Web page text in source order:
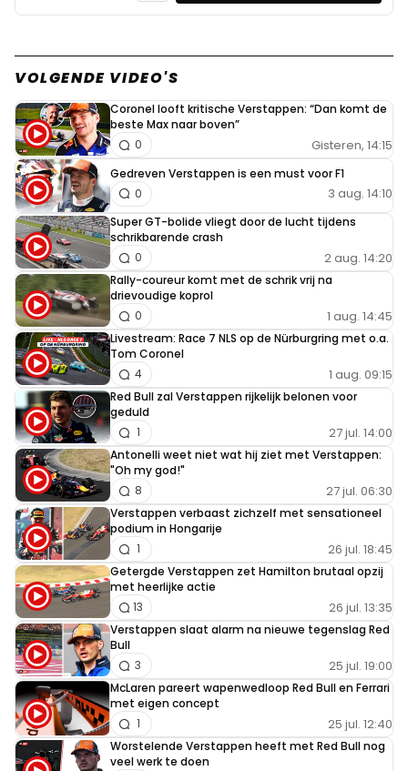
VOLGENDE VIDEO'S
Coronel looft kritische Verstappen: “Dan komt de
beste Max naar boven”
Gisteren, 14:15
0
Gedreven Verstappen is een must voor F1
3 aug. 14:10
0
Super GT-bolide vliegt door de lucht tijdens
schrikbarende crash
2 aug. 14:20
0
Rally-coureur komt met de schrik vrij na
drievoudige koprol
1 aug. 14:45
0
Livestream: Race 7 NLS op de Nürburgring met o.a.
Tom Coronel
1 aug. 09:15
4
Red Bull zal Verstappen rijkelijk belonen voor
geduld
27 jul. 14:00
1
Antonelli weet niet wat hij ziet met Verstappen:
"Oh my god!"
27 jul. 06:30
8
Verstappen verbaast zichzelf met sensationeel
podium in Hongarije
26 jul. 18:45
1
Getergde Verstappen zet Hamilton brutaal opzij
met heerlijke actie
26 jul. 13:35
13
Verstappen slaat alarm na nieuwe tegenslag Red
Bull
25 jul. 19:00
3
McLaren pareert wapenwedloop Red Bull en Ferrari
met eigen concept
25 jul. 12:40
1
Worstelende Verstappen heeft met Red Bull nog
veel werk te doen